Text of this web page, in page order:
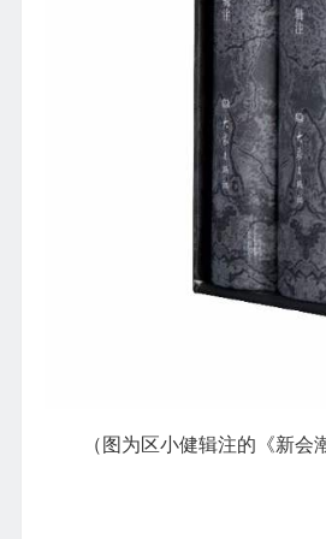
（图为区小健辑注的《新